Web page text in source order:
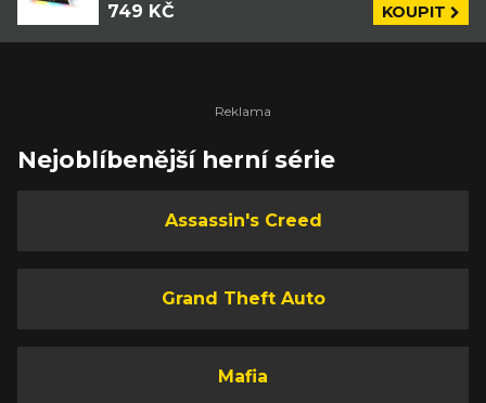
749 KČ KOUPIT
Nejoblíbenější herní série
Assassin's Creed
Grand Theft Auto
Mafia